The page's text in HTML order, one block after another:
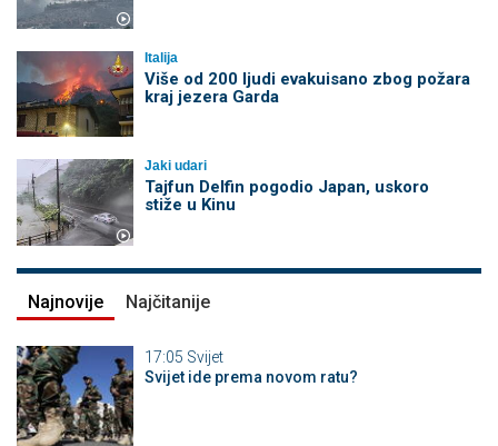
Italija
Više od 200 ljudi evakuisano zbog požara
kraj jezera Garda
Jaki udari
Tajfun Delfin pogodio Japan, uskoro
stiže u Kinu
Najnovije Najčitanije
17:05 Svijet
Svijet ide prema novom ratu?